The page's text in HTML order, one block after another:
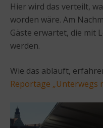
Hier wird das verteilt,
worden wäre. Am
Gäste erwartet, die mit
werden.
Wie das abläuft,
Reportage „Unterwegs